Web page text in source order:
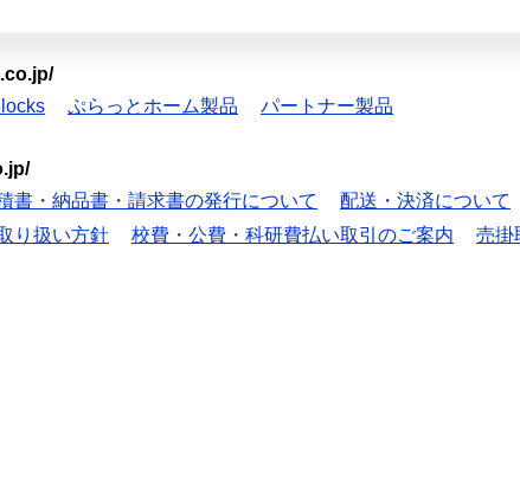
ぷらっとホーム製品 パートナー製品
書・納品書・請求書の発行について 配送・決済について
り扱い方針 校費・公費・科研費払い取引のご案内 売掛